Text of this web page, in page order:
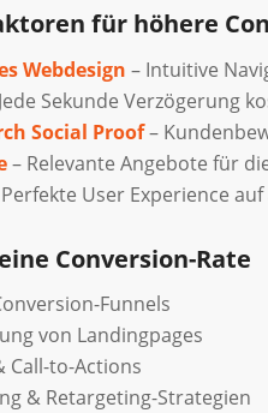
für höhere
Webdesign – Intuitive
Sekunde Verzögerung
Social Proof–
– Relevante Angebote für
User Experience
Conversion-Rate
Funnels
von Landingpages
Call-to-Actions
& Retargeting-Strategien